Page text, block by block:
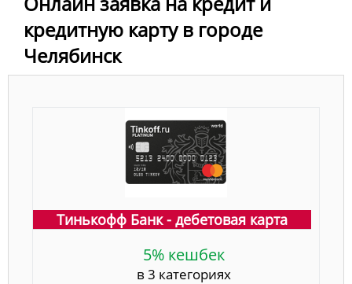
кредитную карту в городе
Челябинск
Тинькофф Банк - дебетовая карта
5% кешбек
в 3 категориях